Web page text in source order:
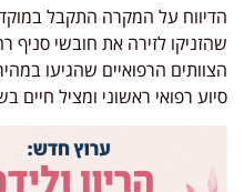
הדיווח על המקרה התקבל
שהזניקו לזירה את חובשי סניף
הצוותים הרפואיים שהגיעו
סיוע רפואי ראשוני ומציל חיים